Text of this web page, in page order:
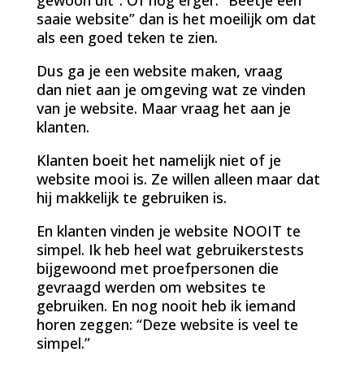
saaie website” dan is het moeilijk om dat
als een goed teken te zien.
Dus ga je een website maken, vraag
dan niet aan je omgeving wat ze vinden
van je website. Maar vraag het aan je
klanten.
Klanten boeit het namelijk niet of je
website mooi is. Ze willen alleen maar dat
hij makkelijk te gebruiken is.
En klanten vinden je website NOOIT te
simpel. Ik heb heel wat gebruikerstests
bijgewoond met proefpersonen die
gevraagd werden om websites te
gebruiken. En nog nooit heb ik iemand
horen zeggen: “Deze website is veel te
simpel.”